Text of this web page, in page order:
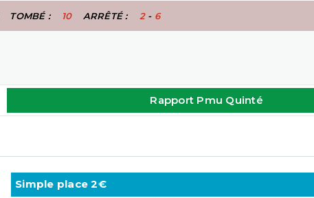
TOMBÉ : 10 ARRÊTÉ : 2- 6
Rapport Pmu Quinté
Simple place 2€